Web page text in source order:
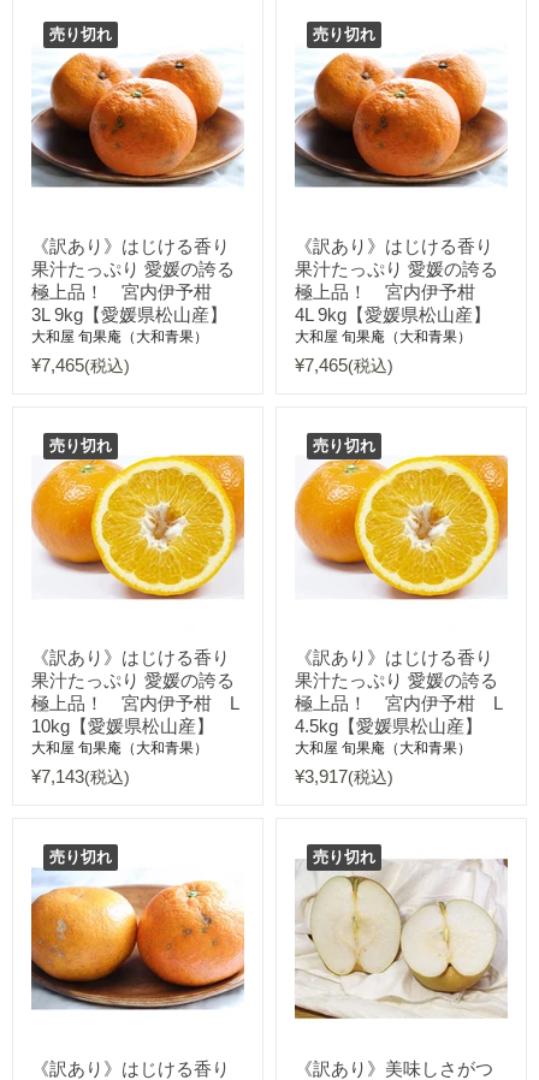
売り切れ
《訳あり》はじける香り
果汁たっぷり 愛媛の誇る
極上品！ 宮内伊予柑
3L 9kg【愛媛県松山産】
大和屋 旬果庵（大和青果）
¥7,465(税込)
売り切れ
《訳あり》はじける香り
果汁たっぷり 愛媛の誇る
極上品！ 宮内伊予柑
4L 9kg【愛媛県松山産】
大和屋 旬果庵（大和青果）
¥7,465(税込)
売り切れ
《訳あり》はじける香り
果汁たっぷり 愛媛の誇る
極上品！ 宮内伊予柑 L
10kg【愛媛県松山産】
大和屋 旬果庵（大和青果）
¥7,143(税込)
売り切れ
《訳あり》はじける香り
果汁たっぷり 愛媛の誇る
極上品！ 宮内伊予柑 L
4.5kg【愛媛県松山産】
大和屋 旬果庵（大和青果）
¥3,917(税込)
売り切れ
《訳あり》はじける香り
売り切れ
《訳あり》美味しさがつ